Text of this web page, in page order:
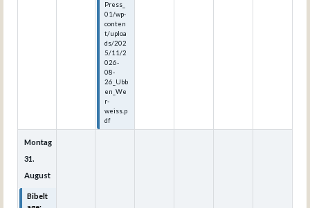
Press_
01/wp-
conten
t/uploa
ds/202
5/11/2
026-
08-
26_Ubb
en_We
r-
weiss.p
df
Montag
31.
August
Bibelt